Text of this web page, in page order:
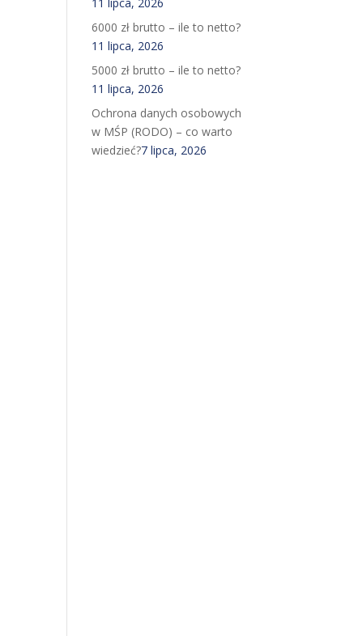
6000 zł brutto – ile to netto?
11 lipca, 2026
5000 zł brutto – ile to netto?
11 lipca, 2026
Ochrona danych osobowych
w MŚP (RODO) – co warto
wiedzieć?7 lipca, 2026